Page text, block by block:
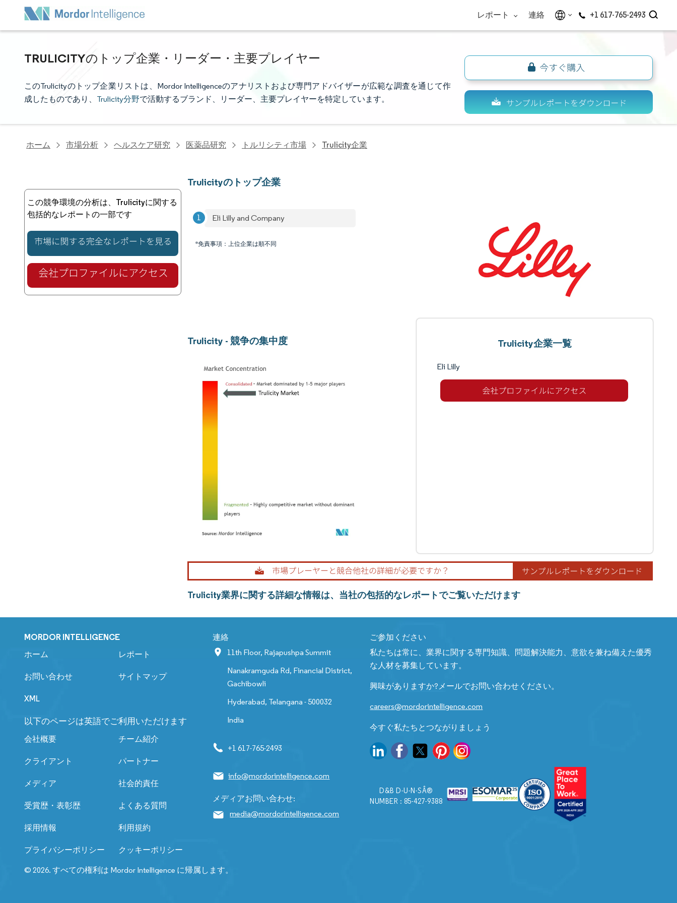
レポート 連絡 +1 617-765-2493
TRULICITYのトップ企業・リーダー・主要プレイヤー
このTrulicityのトップ企業リストは、Mordor Intelligenceのアナリストおよび専門アドバイザーが広範な調査を通じて作
成したものであり、 Trulicity分野で活動するブランド、リーダー、主要プレイヤーを特定しています。
ホーム 市場分析 ヘルスケア研究 医薬品研究 トルリシティ市場 Trulicity企業
この競争環境の分析は、Trulicityに関する
包括的なレポートの一部です
Trulicityのトップ企業
Eli Lilly and Company
*免責事項：上位企業は順不同
Trulicity - 競争の集中度 Trulicity企業一覧
Eli Lilly
Trulicity業界に関する詳細な情報は、当社の包括的なレポートでご覧いただけます
MORDOR INTELLIGENCE
ホーム レポート
お問い合わせ サイトマップ
XML
以下のページは英語でご利用いただけます
会社概要 チーム紹介
クライアント パートナー
メディア 社会的責任
受賞歴・表彰歴 よくある質問
採用情報 利用規約
プライバシーポリシー クッキーポリシー
連絡
11th Floor, Rajapushpa Summit
Nanakramguda Rd, Financial District,
Gachibowli
Hyderabad, Telangana - 500032
India
+1 617-765-2493
info@mordorintelligence.com
メディアお問い合わせ:
media@mordorintelligence.com
ご参加ください
私たちは常に、業界に関する専門知識、問題解決能力、意欲を兼ね備えた優秀
な人材を募集しています。
興味がありますか?メールでお問い合わせください。
careers@mordorintelligence.com
今すぐ私たちとつながりましょう
D&B D-U-N-SÂ®
NUMBER : 85-427-9388
© 2026. すべての権利は Mordor Intelligence に帰属します。